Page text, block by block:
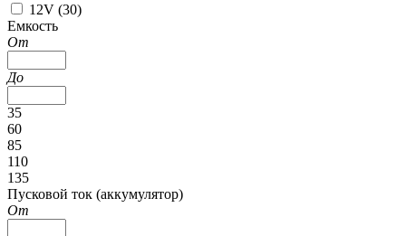
12V (30)
Емкость
От
До
35
60
85
110
135
Пусковой ток (аккумулятор)
От